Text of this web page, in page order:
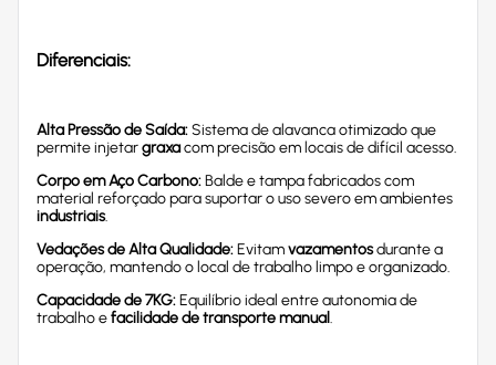
Diferenciais:
Alta Pressão de Saída:Sistema de alavanca otimizado que
permite injetargraxacom precisão em locais de difícil acesso.
Corpo em Aço Carbono:Balde e tampa fabricados com
material reforçado para suportar o uso severo em ambientes
industriais.
Vedações de Alta Qualidade:Evitamvazamentosdurante a
operação, mantendo o local de trabalho limpo e organizado.
Capacidade de 7KG:Equilíbrio ideal entre autonomia de
trabalho efacilidade de transporte manual.